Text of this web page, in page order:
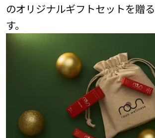
のオリジナルギフトセットを贈
す。